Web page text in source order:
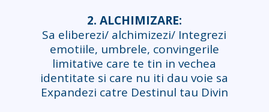
2. ALCHIMIZARE:
Sa eliberezi/ alchimizezi/ Integrezi
emotiile, umbrele, convingerile
limitative care te tin in vechea
identitate si care nu iti dau voie sa
Expandezi catre Destinul tau Divin